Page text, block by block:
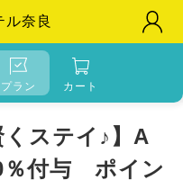
ル奈良
プラン カート
くステイ♪】A
％付与 ポイン